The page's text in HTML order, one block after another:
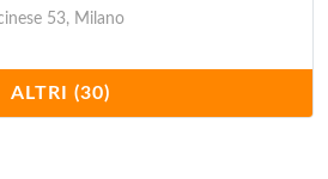
53, Milano
Segreta 7/9, Milano
ALTRI (30)